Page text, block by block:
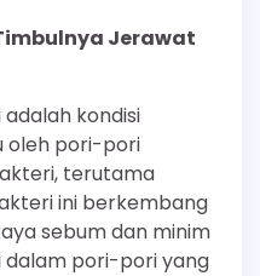
Jerawat
kondisi
oleh pori-pori
terutama
ini berkembang
sebum dan minim
pori-pori yang